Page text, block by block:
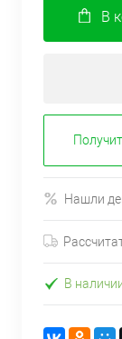
В
Нашли
В